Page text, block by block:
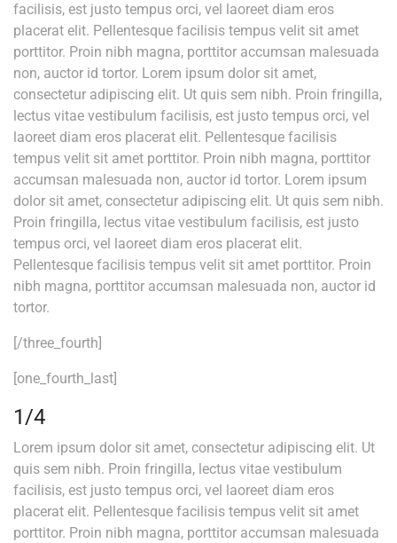
facilisis, est justo tempus orci, vel laoreet diam eros
placerat elit. Pellentesque facilisis tempus velit sit amet
porttitor. Proin nibh magna, porttitor accumsan malesuada
non, auctor id tortor. Lorem ipsum dolor sit amet,
consectetur adipiscing elit. Ut quis sem nibh. Proin fringilla,
lectus vitae vestibulum facilisis, est justo tempus orci, vel
laoreet diam eros placerat elit. Pellentesque facilisis
tempus velit sit amet porttitor. Proin nibh magna, porttitor
accumsan malesuada non, auctor id tortor. Lorem ipsum
dolor sit amet, consectetur adipiscing elit. Ut quis sem nibh.
Proin fringilla, lectus vitae vestibulum facilisis, est justo
tempus orci, vel laoreet diam eros placerat elit.
Pellentesque facilisis tempus velit sit amet porttitor. Proin
nibh magna, porttitor accumsan malesuada non, auctor id
tortor.
[/three_fourth]
[one_fourth_last]
1/4
Lorem ipsum dolor sit amet, consectetur adipiscing elit. Ut
quis sem nibh. Proin fringilla, lectus vitae vestibulum
facilisis, est justo tempus orci, vel laoreet diam eros
placerat elit. Pellentesque facilisis tempus velit sit amet
porttitor. Proin nibh magna, porttitor accumsan malesuada